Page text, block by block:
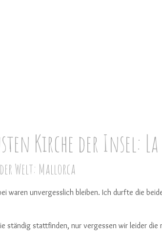
Kirche der Insel:
Welt: Mallorca
waren unvergesslich bleiben. Ich durfte die
ständig stattfinden, nur vergessen wir leider die